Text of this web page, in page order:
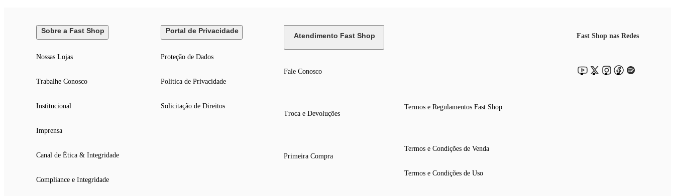
Sobre a Fast Shop
Nossas Lojas
Trabalhe Conosco
Institucional
Imprensa
Canal de Ética & Integridade
Compliance e Integridade
Portal de Privacidade
Proteção de Dados
Politica de Privacidade
Solicitação de Direitos
Atendimento Fast Shop
Fale Conosco
Troca e Devoluções
Primeira Compra
Termos e Regulamentos Fast Shop
Termos e Condições de Venda
Termos e Condições de Uso
Fast Shop nas Redes